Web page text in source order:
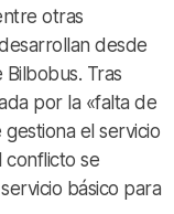
otras
desde
Tras
por la «falta de
el servicio
conflicto se
básico para